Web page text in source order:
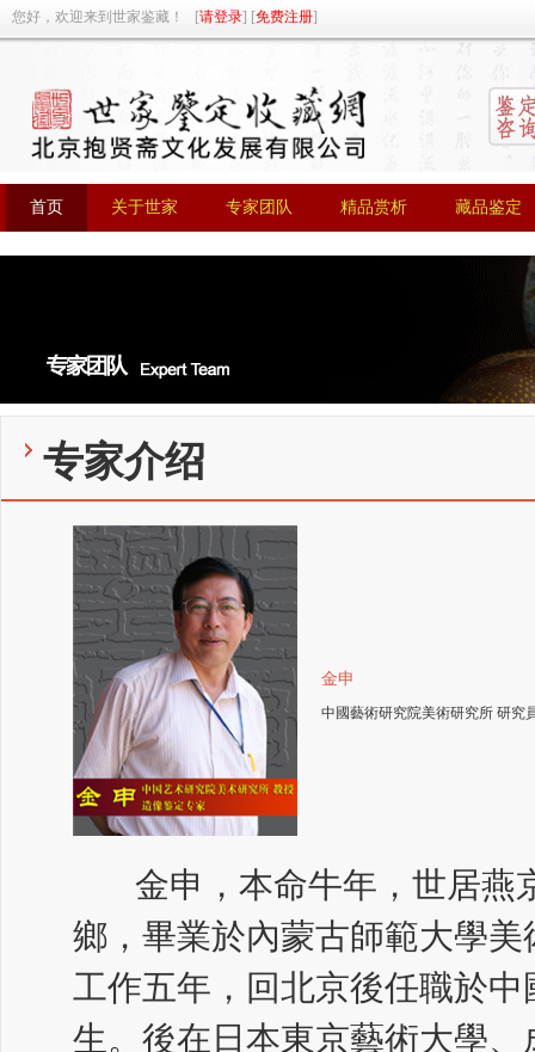
您好，欢迎来到世家鉴藏！ [请登录] [免费注册]
首页
首页
关于世家
关于世家
专家团队
专家团队
精品赏析
精品赏析
藏品鉴定
藏品鉴定
专家介绍
金申
中國藝術研究院美術研究所 研究
金申，本命牛年，世居燕
鄉，畢業於內蒙古師範大學
工作五年，回北京後任職於
生。後在日本東京藝術大學